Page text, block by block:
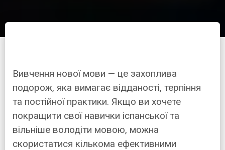
Вивчення нової мови — це захоплива
подорож, яка вимагає відданості, терпіння
та постійної практики. Якщо ви хочете
покращити свої навички іспанської та
вільніше володіти мовою, можна
скористатися кількома ефективними